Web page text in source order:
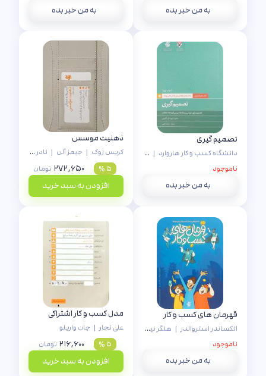
به من خبر بده به من خبر بده
تصمیم گیری
دانشگاه کسب و کار هاروارد | مجید کرمی
ناموجود
به من خبر بده
ذهنیت موسس
کریس زوک | جیمز آلن | نادر سیدکلالی
۵ %
۲۷۲,۶۵۰ تومان
افزودن به سبد خرید
قهرمان های کسب و کار
الکساندر استروالدر | هلگر نیلس پل حامد شیدائیان | علیرضا علی‌سلیمانی
ناموجود
به من خبر بده
مدل کسب و کار اشتراکی
علی نجار | جان واریلو
۵ %
۲۱۶,۶۰۰ تومان
افزودن به سبد خرید